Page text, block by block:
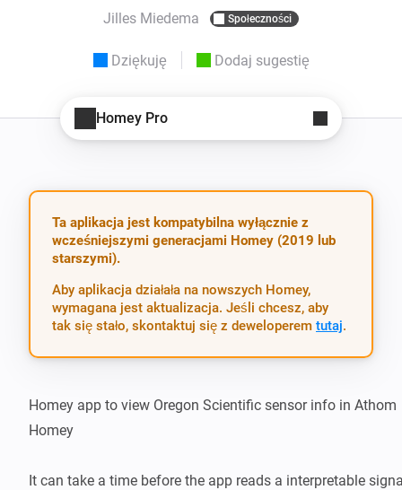
Jilles Miedema Społeczności
Dziękuję Dodaj sugestię
Homey Pro
Ta aplikacja jest kompatybilna wyłącznie z
wcześniejszymi generacjami Homey (2019 lub
starszymi).
Aby aplikacja działała na nowszych Homey,
wymagana jest aktualizacja. Jeśli chcesz, aby
tak się stało, skontaktuj się z deweloperem tutaj.
Homey app to view Oregon Scientific sensor info in Athom
Homey
It can take a time before the app reads a interpretable